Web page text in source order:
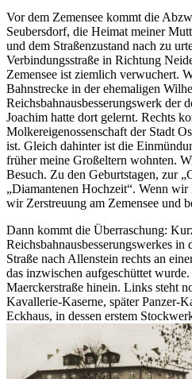
Vor dem Zemensee kommt die
Seubersdorf, die Heimat meiner
und dem Straßenzustand nach zu
Verbindungsstraße in Richtung
Zemensee ist ziemlich verwuchert.
Bahnstrecke in der ehemaligen
Reichsbahnausbesserungswerk der
Joachim hatte dort gelernt. Rechts
Molkereigenossenschaft der Stadt
ist. Gleich dahinter ist die
früher meine Großeltern wohnten.
Besuch. Zu den Geburtstagen, zur
Diamantenen Hochzeit . Wenn wir
wir Zerstreuung am Zemensee und
Dann kommt die Überraschung:
Reichsbahnausbesserungswerkes in
Straße nach Allenstein rechts an
das inzwischen aufgeschüttet
Maerckerstraße hinein. Links steht
Kavallerie-Kaserne, später Panzer-
Eckhaus, in dessen erstem